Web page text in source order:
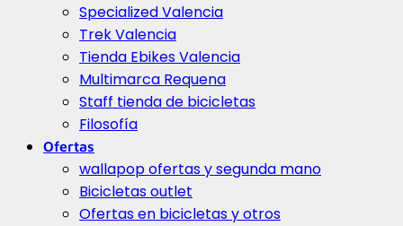
Specialized Valencia
Trek Valencia
Tienda Ebikes Valencia
Multimarca Requena
Staff tienda de bicicletas
Filosofía
Ofertas
wallapop ofertas y segunda mano
Bicicletas outlet
Ofertas en bicicletas y otros